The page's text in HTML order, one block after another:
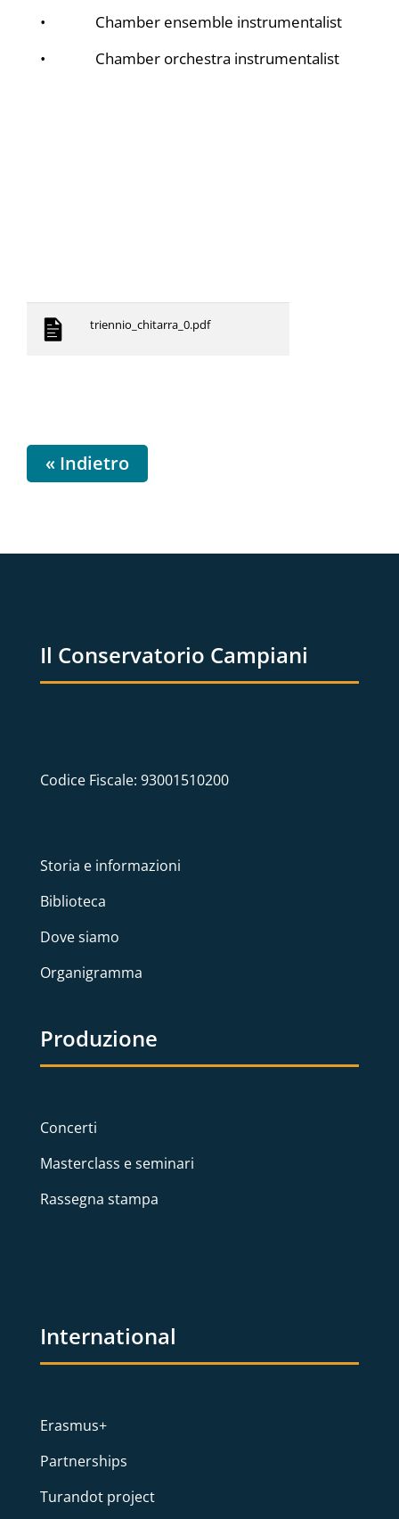
• Chamber ensemble instrumentalist
• Chamber orchestra instrumentalist
triennio_chitarra_0.pdf
« Indietro
Il Conservatorio Campiani
Codice Fiscale: 93001510200
Storia e informazioni
Biblioteca
Dove siamo
Organigramma
Produzione
Concerti
Masterclass e seminari
Rassegna stampa
International
Erasmus+
Partnerships
Turandot project